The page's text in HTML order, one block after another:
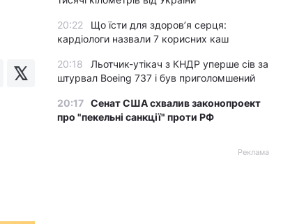
20:22
Що їсти для здоров’я серця:
кардіологи назвали 7 корисних каш
20:18
Льотчик-утікач з КНДР уперше сів за
штурвал Boeing 737 і був приголомшений
20:17 Сенат США схвалив законопроект
про "пекельні санкції" проти РФ
Реклама